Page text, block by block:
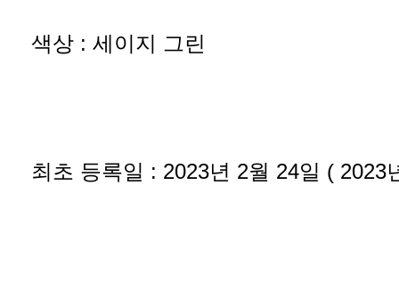
색상 : 세이지 그린
최초 등록일 : 2023년 2월 24일 ( 2023